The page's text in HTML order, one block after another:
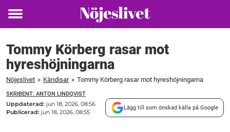
Toggle
Tommy Körberg rasar mot
hyreshöjningarna
Nöjeslivet » Kändisar » Tommy Körberg rasar mot hyreshöjningarna
SKRIBENT: ANTON LINDQVIST
Uppdaterad: jun 18, 2026, 08:56
Publicerad: jun 18, 2026, 08:55
Lägg till som önskad källa på Google